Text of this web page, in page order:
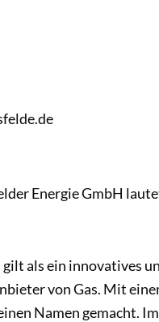
Energie GmbH
gilt als ein innovatives
von Gas. Mit
Namen gemacht.